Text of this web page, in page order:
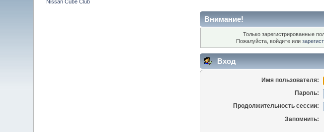
Nissan Cube Club
Внимание!
Только зарегистрированные
Пожалуйста, войдите или
Вход
Имя пользователя:
Пароль:
Продолжительность сессии:
Запомнить: